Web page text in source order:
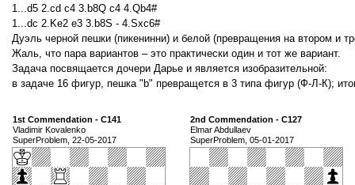
1...d5 2.cd c4 3.b8Q c4 4.Qb4#
1...dc 2.Ke2 e3 3.b8S - 4.Sxc6#
Дуэль черной пешки (пикенинни) и белой (превращения на втором и
Жаль, что пара вариантов – это практически один и тот же вариант.
Задача посвящается дочери Дарье и является изобразительной:
в задаче 16 фигур, пешка "b" превращется в 3 типа фигур (Ф-Л-К);
1st Commendation - C141
Vladimir Kovalenko
SuperProblem, 22-05-2017
2nd Commendation - C127
Elmar Abdullaev
SuperProblem, 05-01-2017